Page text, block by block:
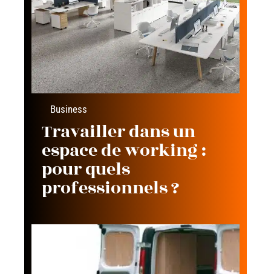
Business
Travailler dans un
espace de working :
pour quels
professionnels ?